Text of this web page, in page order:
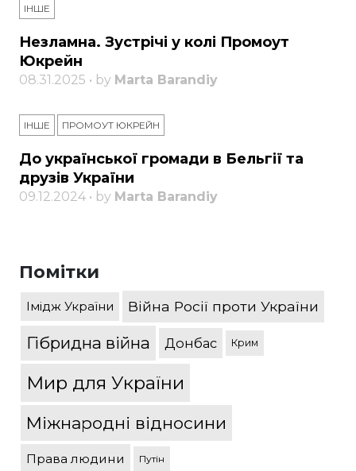
ІНШЕ
Незламна. Зустрічі у колі Промоут
Юкрейн
08.31.2025 • by Marta Barandiy
ІНШЕ ПРОМОУТ ЮКРЕЙН
До української громади в Бельгії та
друзів України
09.12.2024 • by Marta Barandiy
Помітки
Імідж України Війна Росії проти України
Гібридна війна Донбас Крим
Мир для України
Міжнародні відносини
Права людини Путін